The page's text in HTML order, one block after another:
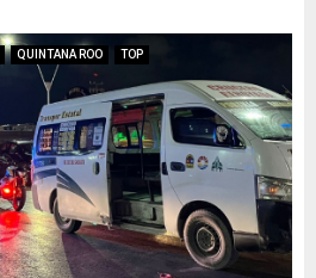
QUINTANA ROO TOP